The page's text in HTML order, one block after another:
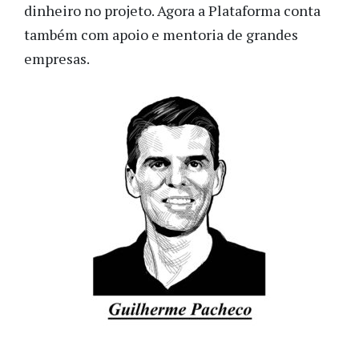
dinheiro no projeto. Agora a Plataforma conta
também com apoio e mentoria de grandes
empresas.